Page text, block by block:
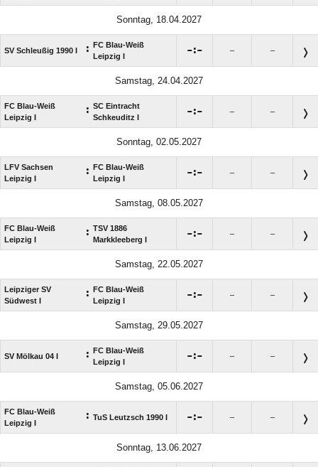
Sonntag, 18.04.2027
SV Schleußig 1990 I : FC Blau-Weiß
Leipzig I
: – –
Samstag, 24.04.2027
FC Blau-Weiß
Leipzig I
: SC Eintracht
Schkeuditz I
: – –
Sonntag, 02.05.2027
LFV Sachsen
Leipzig I
: FC Blau-Weiß
Leipzig I
: – –
Samstag, 08.05.2027
FC Blau-Weiß
Leipzig I
: TSV 1886
Markkleeberg I
: – –
Samstag, 22.05.2027
Leipziger SV
Südwest I
: FC Blau-Weiß
Leipzig I
: – –
Samstag, 29.05.2027
SV Mölkau 04 I : FC Blau-Weiß
Leipzig I
: – –
Samstag, 05.06.2027
FC Blau-Weiß
Leipzig I
: TuS Leutzsch 1990 I : – –
Sonntag, 13.06.2027